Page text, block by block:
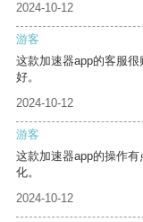
2024-10-12
游客
这款加速器app的客服
好。
2024-10-12
游客
这款加速器app的操作
化。
2024-10-12